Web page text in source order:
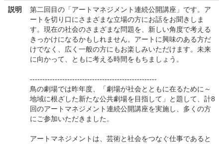
説明
第二回目の「アートマネジメント連続公開講座」です。ア
ートを切り口にさまざまな立場の方にお話をお聞きしま
す。現在の社会のさまざまな問題を、新しい角度で考える
きっかけになるかもしれません。アートに興味のある方だ
けでなく、広く一般の方にもお楽しみいただけます。未来
に向かって、ともに考える時間をもちましょう。
---------------------------------------------------
鳥の劇場では昨年度、「劇場が社会とともに在るために～
地域に根ざした新たな公共劇場を目指して」と題して、計8
回のアートマネジメント連続公開講座を実施し、多くの方
にご参加いただきました。
アートマネジメントは、芸術と社会をつなぐ仕事であると